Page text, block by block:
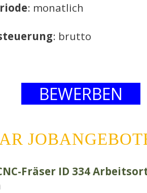
: monatlich
: brutto
BEWERBEN
Fräser ID 334